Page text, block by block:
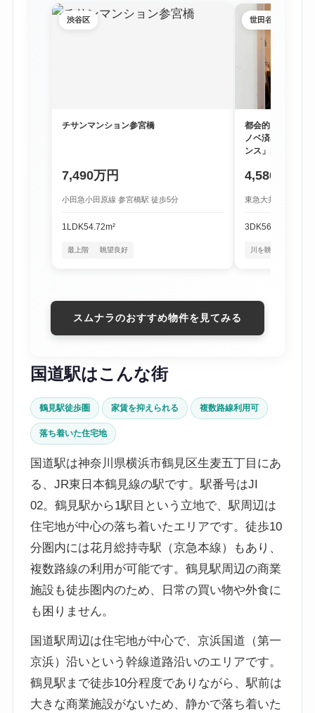
渋谷区
チサンマンション参宮橋
7,490万円
小田急小田原線 参宮橋駅 徒歩5分
1LDK54.72m²
最上階 眺望良好
世田谷区
都会的な利便性
ノベ済み物件「
ンス」1階
4,580万円
東急大井町線 尾山
3DK56.16m²
川を眺める暮らし
スムナラのおすすめ物件を見てみる
国道駅はこんな街
鶴見駅徒歩圏 家賃を抑えられる 複数路線利用可
落ち着いた住宅地
国道駅は神奈川県横浜市鶴見区生麦五丁目にあ
る、JR東日本鶴見線の駅です。駅番号はJI
02。鶴見駅から1駅目という立地で、駅周辺は
住宅地が中心の落ち着いたエリアです。徒歩10
分圏内には花月総持寺駅（京急本線）もあり、
複数路線の利用が可能です。鶴見駅周辺の商業
施設も徒歩圏内のため、日常の買い物や外食に
も困りません。
国道駅周辺は住宅地が中心で、京浜国道（第一
京浜）沿いという幹線道路沿いのエリアです。
鶴見駅まで徒歩10分程度でありながら、駅前は
大きな商業施設がないため、静かで落ち着いた